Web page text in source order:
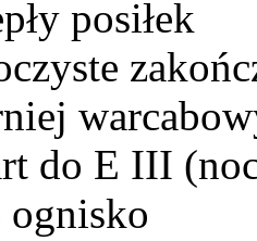
posiłek
do E III
ognisko